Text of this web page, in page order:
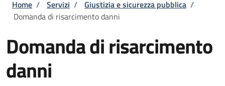
Home / Servizi / Giustizia e sicurezza pubblica /
Domanda di risarcimento danni
Domanda di risarcimento
danni